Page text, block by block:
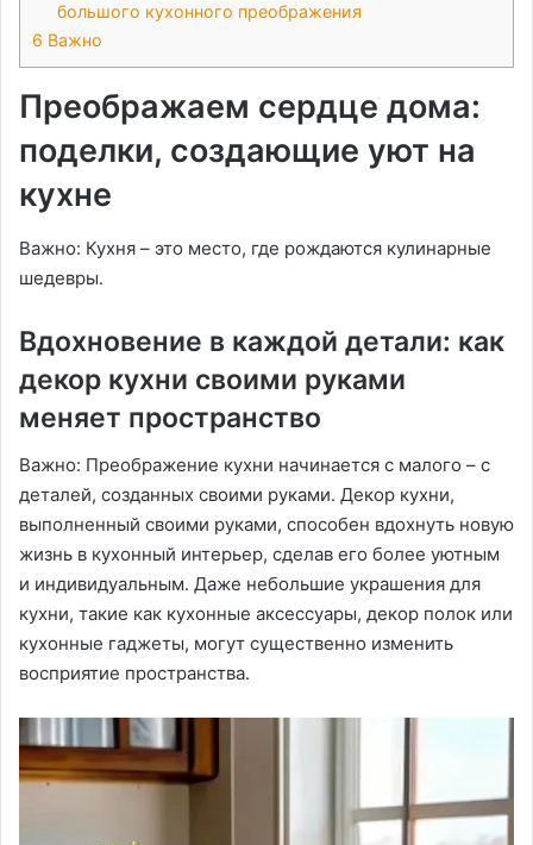
большого кухонного преображения
6 Важно
Преображаем сердце дома:
поделки, создающие уют на
кухне
Важно: Кухня – это место, где рождаются кулинарные
шедевры․
Вдохновение в каждой детали: как
декор кухни своими руками
меняет пространство
Важно: Преображение кухни начинается с малого – с
деталей, созданных своими руками․ Декор кухни,
выполненный своими руками, способен вдохнуть новую
жизнь в кухонный интерьер, сделав его более уютным
и индивидуальным․ Даже небольшие украшения для
кухни, такие как кухонные аксессуары, декор полок или
кухонные гаджеты, могут существенно изменить
восприятие пространства․